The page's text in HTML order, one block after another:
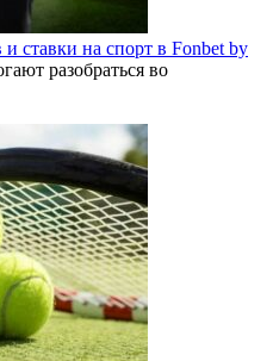
ставки на спорт в Fonbet by
разобраться во